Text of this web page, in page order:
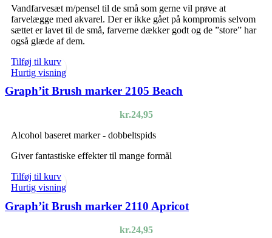
pris
var:
kr.29,95.
pris
er:
kr.23,96.
Vandfarvesæt m/pensel til de små som gerne vil prøve at
farvelægge med akvarel. Der er ikke gået på kompromis selvom
sættet er lavet til de små, farverne dækker godt og de ”store” har
også glæde af dem.
Tilføj til kurv
Hurtig visning
Graph’it Brush marker 2105 Beach
kr.24,95
Alcohol baseret marker - dobbeltspids
Giver fantastiske effekter til mange formål
Tilføj til kurv
Hurtig visning
Graph’it Brush marker 2110 Apricot
kr.24,95